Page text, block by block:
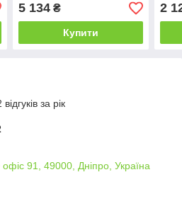
5 134₴
Купити
2
за рік
91, 49000, Дніпро, Україна